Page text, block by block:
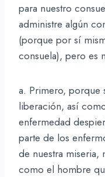
para nuestro
administre algún
(porque por sí
consuela), pero es
a. Primero, porque
liberación, así
enfermedad
parte de los
de nuestra miseria,
como el hombre